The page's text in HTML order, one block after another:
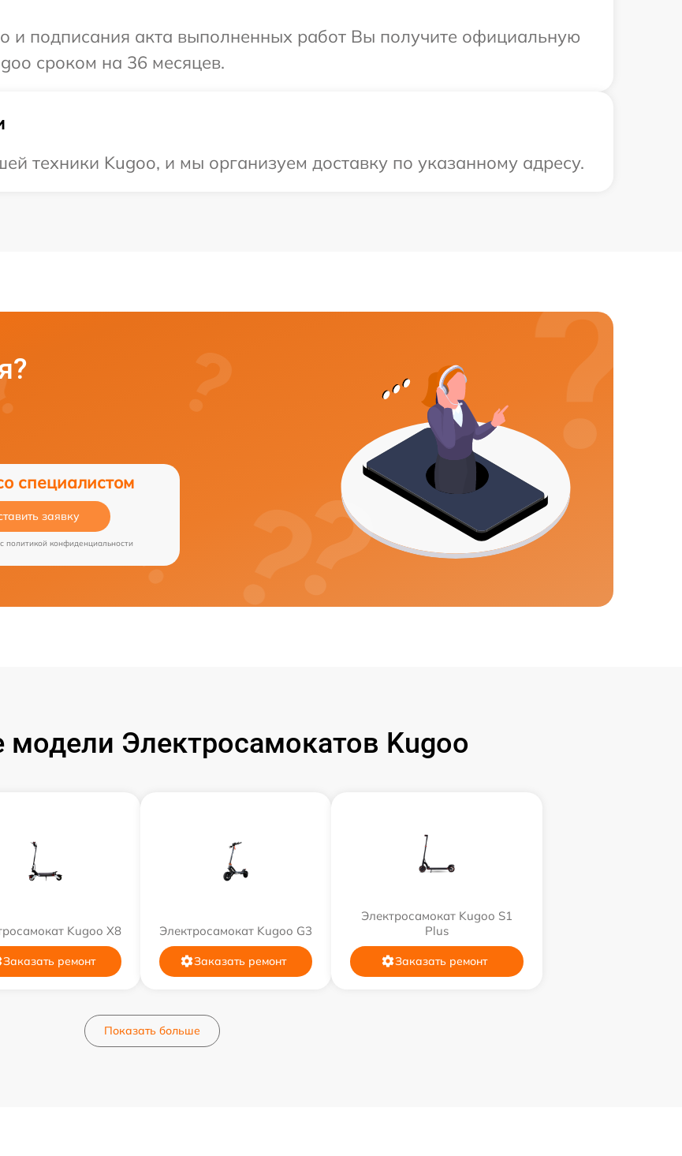
и подписания акта выполненных работ Вы получите официальную
сроком на 36 месяцев.
техники Kugoo, и мы организуем доставку по указанному адресу.
специалистом
заявку
политикой конфиденциальности
Электросамокатов Kugoo
Kugoo X8
Заказать ремонт
Электросамокат Kugoo G3
Заказать ремонт
Электросамокат Kugoo S1
Plus
Заказать ремонт
Показать больше